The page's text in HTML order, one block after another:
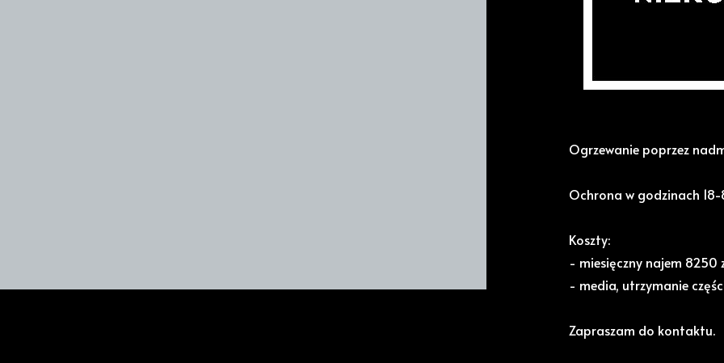
Miejsce charakteryzuje
Ogrzewanie poprzez
Ochrona w godzinach 18-
Koszty:
- miesięczny najem 8250
- media, utrzymanie
Zapraszam do kontaktu.